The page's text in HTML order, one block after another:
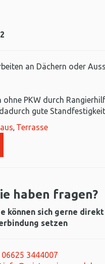
an Dächern oder
PKW durch
gute Standfestigkeit
, Terrasse
haben fragen?
können sich gerne
setzen
06625 3444007